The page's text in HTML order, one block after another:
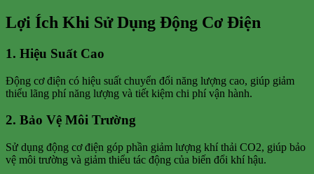
Lợi Ích Khi Sử Dụng Động Cơ Điện
1. Hiệu Suất Cao
Động cơ điện có hiệu suất chuyển đổi năng lượng cao, giúp giảm
thiểu lãng phí năng lượng và tiết kiệm chi phí vận hành.
2. Bảo Vệ Môi Trường
Sử dụng động cơ điện góp phần giảm lượng khí thải CO2, giúp bảo
vệ môi trường và giảm thiểu tác động của biến đổi khí hậu.